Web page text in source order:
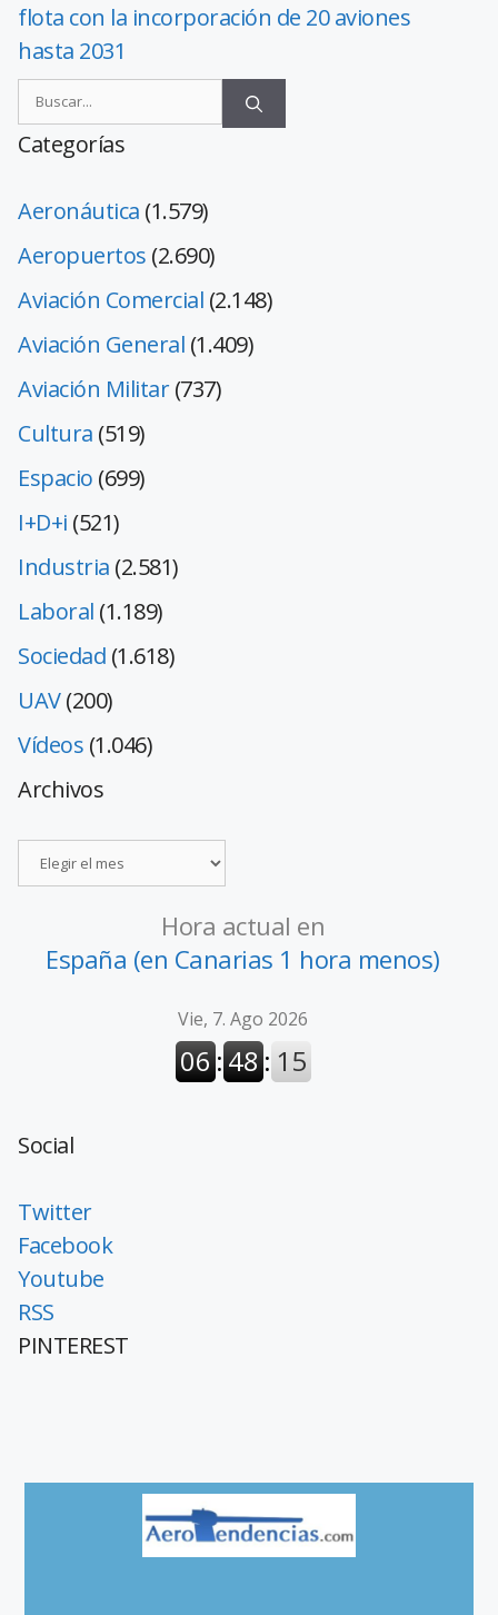
flota con la incorporación de 20 aviones
hasta 2031
Categorías
Aeronáutica (1.579)
Aeropuertos (2.690)
Aviación Comercial (2.148)
Aviación General (1.409)
Aviación Militar(737)
Cultura (519)
Espacio (699)
I+D+i (521)
Industria (2.581)
Laboral (1.189)
Sociedad (1.618)
UAV(200)
Vídeos (1.046)
Archivos
Hora actual en
España (en Canarias 1 hora menos)
Social
Twitter
Facebook
Youtube
RSS
PINTEREST